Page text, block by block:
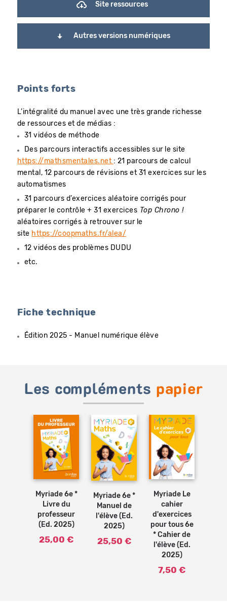
Site ressources
Autres versions numériques
Points forts
L’intégralité du manuel avec une très grande richesse
de ressources et de médias :
31 vidéos de méthode
Des parcours interactifs accessibles sur le site
https://mathsmentales.net : ​21 parcours de calcul
mental, 12 parcours de révisions et 31 exercices sur les
automatismes
31 parcours d’exercices aléatoire corrigés pour
préparer le contrôle + 31 exercices Top Chrono !
aléatoires corrigés à retrouver sur le
site https://coopmaths.fr/alea/
12 vidéos des problèmes DUDU
etc.
Fiche technique
Édition 2025 - Manuel numérique élève
Les compléments papier
Ajouter
au
Myriade 6e *
Livre du
professeur
(Ed. 2025)
25,00 €
Ajouter
au
Myriade 6e *
Manuel de
l'élève (Ed.
2025)
25,50 €
Ajouter
au
Myriade Le
cahier
d'exercices
pour tous 6e
* Cahier de
l'élève (Ed.
2025)
7,50 €